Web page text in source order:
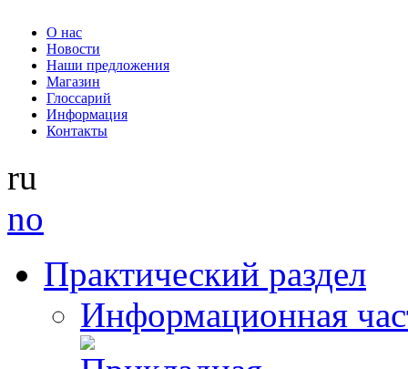
О нас
Новости
Наши предложения
Магазин
Глоссарий
Информация
Контакты
ru
no
Практический раздел
Информационная